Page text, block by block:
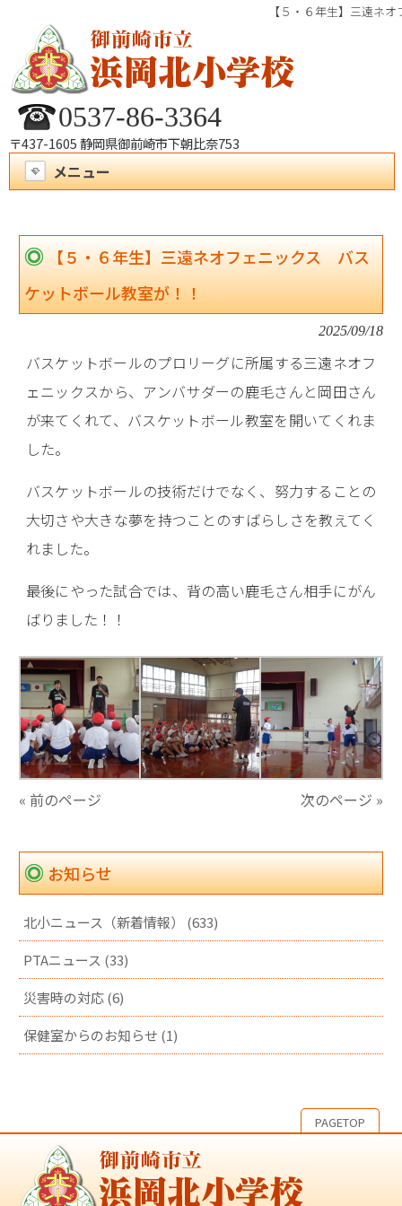
【５・６年生】三遠ネ
0537-86-3364
〒437-1605 静岡県御前崎市下朝比奈753
メニュー
【５・６年生】三遠ネオフェニックス バス
ケットボール教室が！！
2025/09/18
バスケットボールのプロリーグに所属する三遠ネオフ
ェニックスから、アンバサダーの鹿毛さんと岡田さん
が来てくれて、バスケットボール教室を開いてくれま
した。
バスケットボールの技術だけでなく、努力することの
大切さや大きな夢を持つことのすばらしさを教えてく
れました。
最後にやった試合では、背の高い鹿毛さん相手にがん
ばりました！！
« 前のページ 次のページ »
お知らせ
北小ニュース（新着情報） (633)
PTAニュース (33)
災害時の対応 (6)
保健室からのお知らせ (1)
PAGETOP